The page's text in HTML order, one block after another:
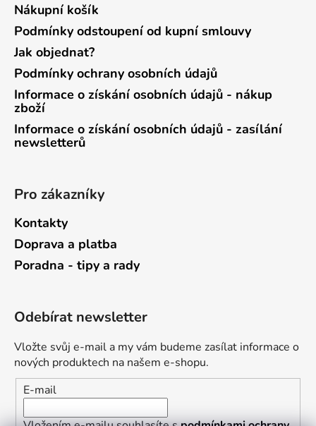
Nákupní košík
Podmínky odstoupení od kupní smlouvy
Jak objednat?
Podmínky ochrany osobních údajů
Informace o získání osobních údajů - nákup
zboží
Informace o získání osobních údajů - zasílání
newsletterů
Pro zákazníky
Kontakty
Doprava a platba
Poradna - tipy a rady
Odebírat newsletter
Vložte svůj e-mail a my vám budeme zasílat informace o
nových produktech na našem e-shopu.
E-mail